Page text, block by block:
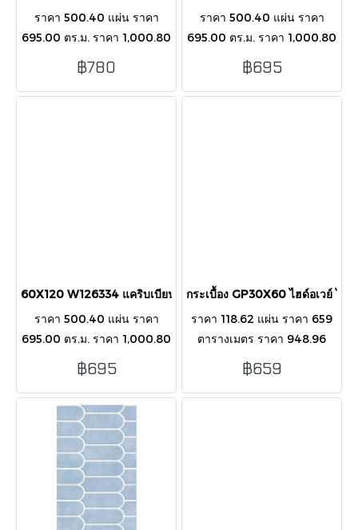
ราคา 500.40 แผ่น ราคา
695.00 ตร.ม. ราคา 1,000.80
กล่อง กระเบื้องลายหินอ่อน
สีน้ำเงินเส้นทอง จุดประกาย
พื้นที่ให้มีชีวิตชีวา เสมือนรับ
฿780
ราคา 500.40 แผ่น ราคา
695.00 ตร.ม. ราคา 1,000.80
กล่อง กระเบื้องลายหินอ่อน ฟ้า
อมเทาน้ำตาล สัมผัสหรูหราใน
บรรยากาศท้องทะเล
฿695
60X120 W126334 แคริบเบียน อินดิโก้ High Glossy
ราคา 500.40 แผ่น ราคา
695.00 ตร.ม. ราคา 1,000.80
กล่อง กระเบื้องลายหินอ่อน สี
ฟ้า High Glossy เพลิดเพลิน
กับสีสัน ความหรูหรา
฿695
กระเบื้อง GP30X60 ไฮด์อเวย์ ไน
ราคา 118.62 แผ่น ราคา 659
ตารางเมตร ราคา 948.96
กล่อง บรรจุ 8 แผ่น/กล่อง/ 1.44
ตารางเมตร
฿659